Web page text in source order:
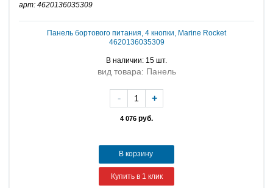
арт: 4620136035309
Панель бортового питания, 4 кнопки, Marine Rocket
4620136035309
В наличии: 15 шт.
вид товара: Панель
4 076 руб.
- +
В корзину
Купить в 1 клик